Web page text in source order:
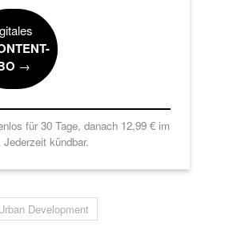
→
für 30 Tage, danach 12,99 € im
Jederzeit kündbar.
Development